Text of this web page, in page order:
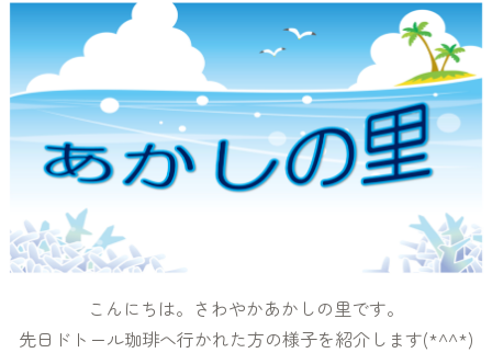
こんにちは。さわやかあかしの里です。
先日ドトール珈琲へ行かれた方の様子を紹介します(*^^*)